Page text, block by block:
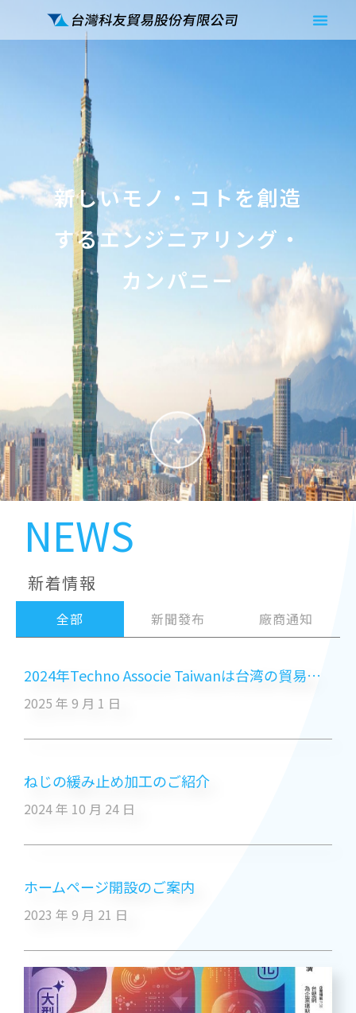
新しいモノ・コトを創造
するエンジニアリング・
カンパニー
新しいモノ・コトを創造
するエンジニアリング・
カンパニー
NEWS
新着情報
全部 新聞發布 廠商通知
2024年Techno Associe Taiwanは台湾の貿易業界で上位300社にランクイン
2025 年 9 月 1 日
ねじの緩み止め加工のご紹介
2024 年 10 月 24 日
ホームページ開設のご案内
2023 年 9 月 21 日